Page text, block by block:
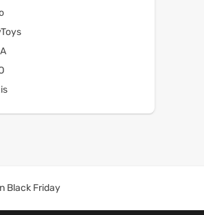
Black Friday